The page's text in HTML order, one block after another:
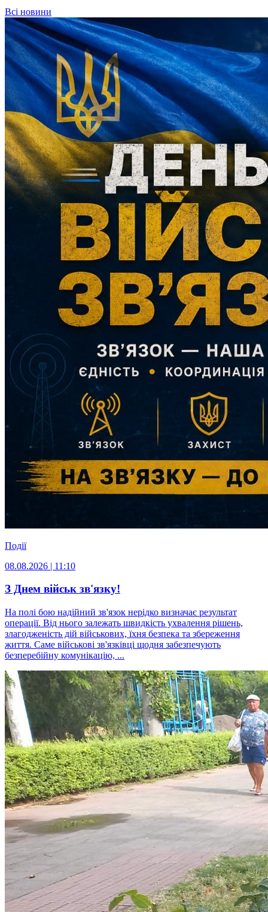
Всі новини
Події
08.08.2026 | 11:10
З Днем військ зв'язку!
На полі бою надійний зв'язок нерідко визначає результат
операції. Від нього залежать швидкість ухвалення рішень,
злагодженість дій військових, їхня безпека та збереження
життя. Саме військові зв'язківці щодня забезпечують
безперебійну комунікацію, ...